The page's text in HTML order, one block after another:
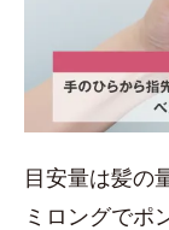
目安量は髪の
ミロングでポ